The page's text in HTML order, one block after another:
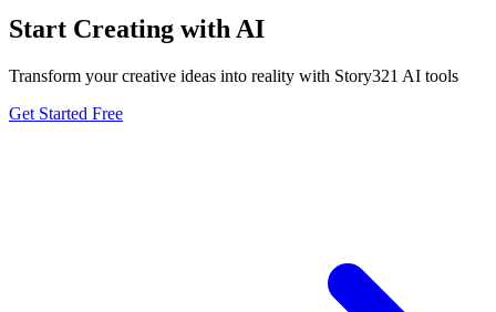
Start Creating with AI
Transform your creative ideas into reality with Story321 AI tools
Get Started Free